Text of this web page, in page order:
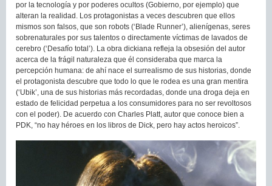
por la tecnología y por poderes ocultos (Gobierno, por ejemplo) que
alteran la realidad. Los protagonistas a veces descubren que ellos
mismos son falsos, que son robots (‘Blade Runner’), alienígenas, seres
sobrenaturales por sus talentos o directamente víctimas de lavados de
cerebro (‘Desafío total’). La obra dickiana refleja la obsesión del autor
acerca de la frágil naturaleza que él consideraba que marca la
percepción humana: de ahí nace el surrealismo de sus historias, donde
el protagonista descubre que todo lo que le rodea es una gran mentira
(‘Ubik’, una de sus historias más recordadas, donde una droga deja en
estado de felicidad perpetua a los consumidores para no ser revoltosos
con el poder). De acuerdo con Charles Platt, autor que conoce bien a
PDK, “no hay héroes en los libros de Dick, pero hay actos heroicos”.